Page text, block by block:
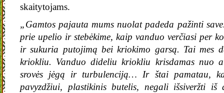
skaitytojams.
„Gamtos pajauta mums nuolat padeda pažinti
prie upelio ir stebėkime, kaip vanduo verčiasi per
ir sukuria putojimą bei kriokimo garsą. Tai mes
kriokliu. Vanduo dideliu kriokliu krisdamas nuo
srovės jėgą ir turbulenciją… Ir štai pamatau,
pavyzdžiui, plastikinis butelis, negali išsiveržti iš